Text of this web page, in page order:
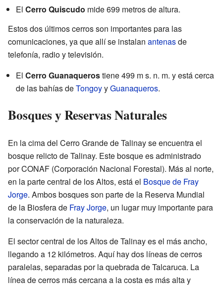
El Cerro Quiscudo mide 699 metros de altura.
Estos dos últimos cerros son importantes para las
comunicaciones, ya que allí se instalan antenasde
telefonía, radio y televisión.
El Cerro Guanaquerostiene 499 m s. n. m. y está cerca
de las bahías deTongoyyGuanaqueros.
Bosques y Reservas Naturales
En la cima del Cerro Grande de Talinay se encuentra el
bosque relicto de Talinay. Este bosque es administrado
por CONAF (Corporación Nacional Forestal). Más al norte,
en la parte central de los Altos, está el Bosque de Fray
Jorge. Ambos bosques son parte de la Reserva Mundial
de la Biosfera de Fray Jorge, un lugar muy importante para
la conservación de la naturaleza.
El sector central de los Altos de Talinay es el más ancho,
llegando a 12 kilómetros. Aquí hay dos líneas de cerros
paralelas, separadas por la quebrada de Talcaruca. La
línea de cerros más cercana a la costa es más alta y